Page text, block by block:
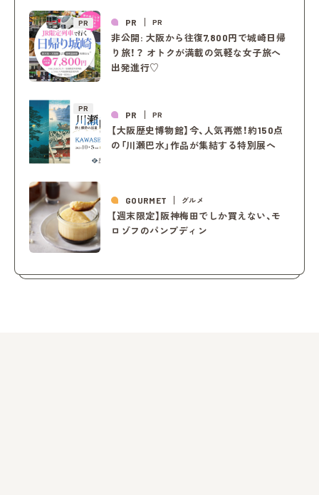
PR PR PR
非公開: 大阪から往復7,800円で城崎日帰
り旅！？ オトクが満載の気軽な女子旅へ
出発進行♡
PR
PR PR
【大阪歴史博物館】今、人気再燃！約150点
の「川瀬巴水」作品が集結する特別展へ
GOURMET グルメ
【週末限定】阪神梅田でしか買えない、モ
ロゾフのパンプディン